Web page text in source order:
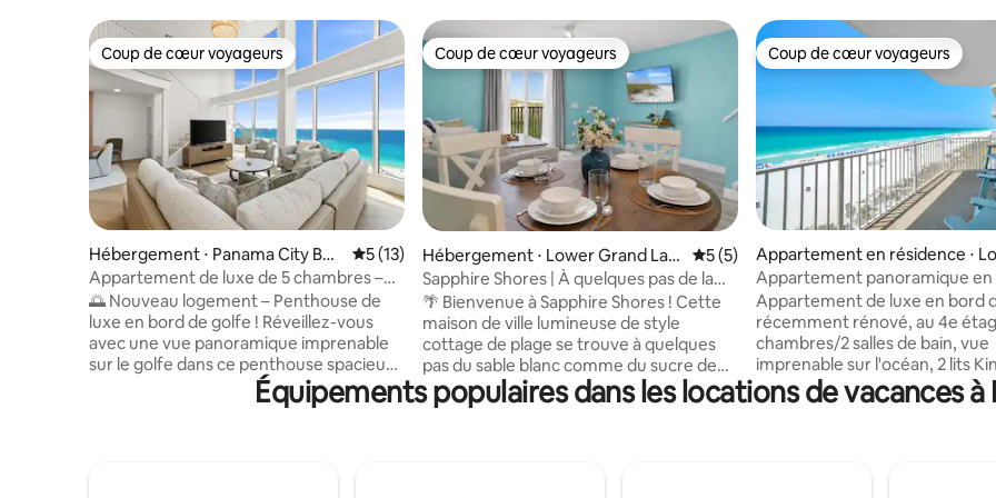
Coup de cœur voyageurs
Coup de cœur voyageurs
Hébergement ⋅ Panama City Bea
ch
Évaluation moyenne sur la base de 13 commentaires : 5 sur 5
5 (13)
Appartement de luxe de 5 chambres –
Vue sur le golfe – Panama City Beach
🌅 Nouveau logement – Penthouse de
luxe en bord de golfe ! Réveillez-vous
avec une vue panoramique imprenable
sur le golfe dans ce penthouse spacieux
de deux étages (5 chambres/4 salles de
bain) à Panama City Beach. Avec plus de
Coup de cœur voyageurs
Coup de cœur voyageurs
Hébergement ⋅ Lower Grand Lag
oon
Évaluation moyenne sur la base de 5
5 (5)
Sapphire Shores | À quelques pas de la
plage | Pour 8 personnes
🌴 Bienvenue à Sapphire Shores ! Cette
maison de ville lumineuse de style
cottage de plage se trouve à quelques
pas du sable blanc comme du sucre de
Panama City Beach, au sein de la
communauté Summerhouse. 🛏️ Profitez
Coup de cœur voyageurs
Coup de cœur voyageurs
Appartement en résidence ⋅
g Beach
Appartement panoramique en
mer avec vue sur l'océan, salle
piscine et Wi-Fi
Appartement de luxe en bord
récemment rénové, au 4e
chambres/2 salles de bain, vue
imprenable sur l'océan, 2 lits
lit Queen Size et deux lits
pliants, salon spacieux.
Willy's et aux restaurants à
Équipements populaires dans les locations de vacances à